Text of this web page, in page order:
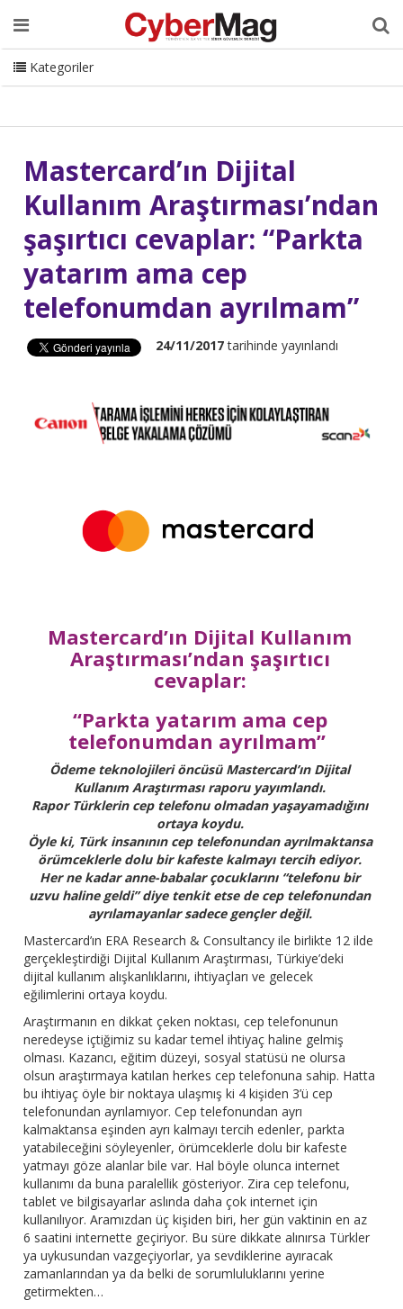
Ana Sayfa Hakkımızda Dergi Editörden
Danışmanlık
ISC Turkey Sizden Gelenler
İletişim
CyberMag Logo
Kategoriler
Mastercard’ın Dijital
Kullanım Araştırması’ndan
şaşırtıcı cevaplar: “Parkta
yatarım ama cep
telefonumdan ayrılmam”
24/11/2017tarihinde yayınlandı
Mastercard’ın Dijital Kullanım
Araştırması’ndan şaşırtıcı
cevaplar:
“Parkta yatarım ama cep
telefonumdan ayrılmam”
Ödeme teknolojileri öncüsü Mastercard’ın Dijital
Kullanım Araştırması raporu yayımlandı.
Rapor Türklerin cep telefonu olmadan yaşayamadığını
ortaya koydu.
Öyle ki, Türk insanının cep telefonundan ayrılmaktansa
örümceklerle dolu bir kafeste kalmayı tercih ediyor.
Her ne kadar anne-babalar çocuklarını “telefonu bir
uzvu haline geldi” diye tenkit etse de cep telefonundan
ayrılamayanlar sadece gençler değil.
Mastercard’ın ERA Research & Consultancy ile birlikte 12 ilde
gerçekleştirdiği Dijital Kullanım Araştırması, Türkiye’deki
dijital kullanım alışkanlıklarını, ihtiyaçları ve gelecek
eğilimlerini ortaya koydu.
Araştırmanın en dikkat çeken noktası, cep telefonunun
neredeyse içtiğimiz su kadar temel ihtiyaç haline gelmiş
olması. Kazancı, eğitim düzeyi, sosyal statüsü ne olursa
olsun araştırmaya katılan herkes cep telefonuna sahip. Hatta
bu ihtiyaç öyle bir noktaya ulaşmış ki 4 kişiden 3’ü cep
telefonundan ayrılamıyor. Cep telefonundan ayrı
kalmaktansa eşinden ayrı kalmayı tercih edenler, parkta
yatabileceğini söyleyenler, örümceklerle dolu bir kafeste
yatmayı göze alanlar bile var. Hal böyle olunca internet
kullanımı da buna paralellik gösteriyor. Zira cep telefonu,
tablet ve bilgisayarlar aslında daha çok internet için
kullanılıyor. Aramızdan üç kişiden biri, her gün vaktinin en az
6 saatini internette geçiriyor. Bu süre dikkate alınırsa Türkler
ya uykusundan vazgeçiyorlar, ya sevdiklerine ayıracak
zamanlarından ya da belki de sorumluluklarını yerine
getirmekten…